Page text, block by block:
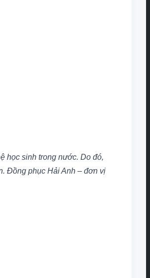
học sinh trong nước. Do đó,
Đồng phục Hải Anh – đơn vị